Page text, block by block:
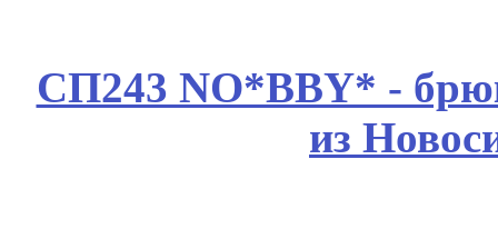
СП243 NO*BBY* -
из